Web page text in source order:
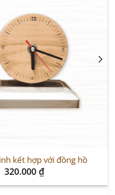
kết hợp với đồng hồ
Original
was:
320.000 ₫Current
price
is: